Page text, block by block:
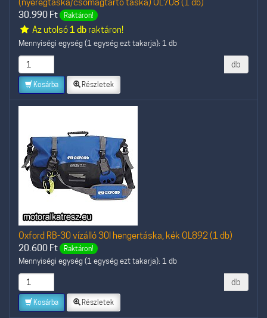
30.990 Ft Raktáron!
Az utolsó 1 dbraktáron!
Mennyiségi egység (1 egység ezt takarja): 1 db
db
Kosárba Részletek
Oxford RB-30 vízálló 30l hengertáska, kék OL892 (1 db)
20.600 Ft Raktáron!
Mennyiségi egység (1 egység ezt takarja): 1 db
db
Kosárba Részletek